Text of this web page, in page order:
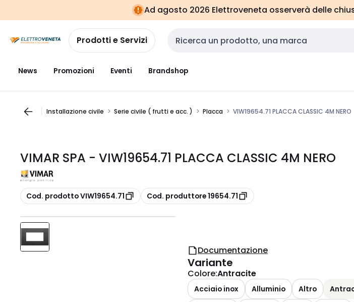
navigazionealla
pagina
Ad agosto 2026 Elettroveneta osserverà delle
Prodotti e Servizi Cerca input
News Promozioni Eventi Brandshop
Installazione civile Serie civile ( frutti e acc. ) Placca VIW19654.71 PLACCA CLASSIC 4M NERO
VIMAR SPA - VIW19654.71 PLACCA CLASSIC 4M NERO
copia
Cod. prodotto VIW19654.71 copia
Cod. produttore 19654.71
Documentazione
Variante
Colore:Antracite
Acciaio inox Alluminio Altro